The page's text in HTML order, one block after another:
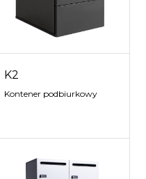
K2
Kontener podbiurkowy